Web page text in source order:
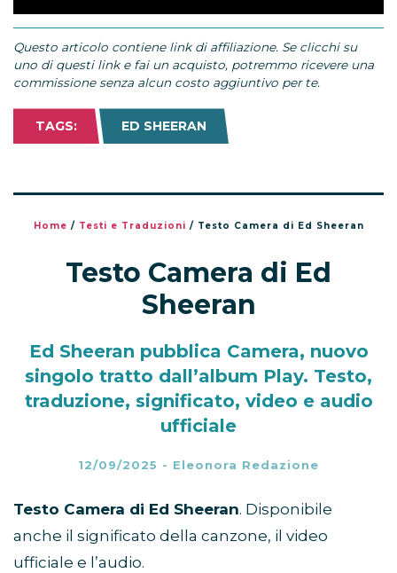
Questo articolo contiene link di affiliazione. Se clicchi su
uno di questi link e fai un acquisto, potremmo ricevere una
commissione senza alcun costo aggiuntivo per te.
TAGS: ED SHEERAN
Home / Testi e Traduzioni / Testo Camera di Ed Sheeran
Testo Camera di Ed
Sheeran
Ed Sheeran pubblica Camera, nuovo
singolo tratto dall’album Play. Testo,
traduzione, significato, video e audio
ufficiale
12/09/2025 - Eleonora Redazione
Testo Camera di Ed Sheeran. Disponibile
anche il significato della canzone, il video
ufficiale e l’audio.